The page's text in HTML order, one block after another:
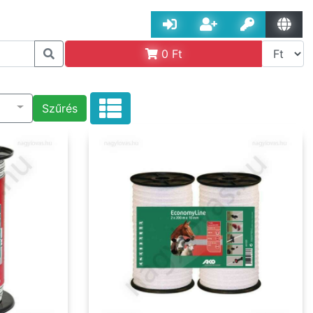
0 Ft
Szűrés